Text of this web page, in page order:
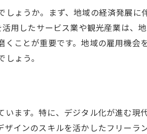
のライフスタイルを実現するための
ルと職業選びの関係を考える
叶えるための具体的な目標設定
ーな働き方を追求する
ょうか。まず、地域の経済発展
用したサービス業や観光産業は、
ことが重要です。地域の雇用機
ょう。
ます。特に、デジタル化が進む現
インのスキルを活かしたフリー